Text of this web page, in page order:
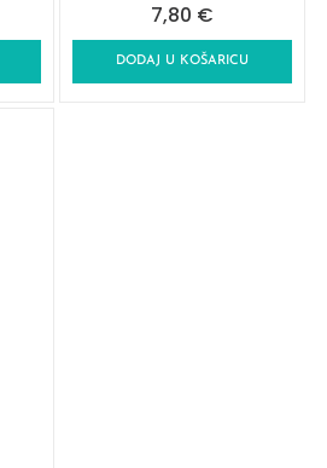
7,80 €
DODAJ U KOŠARICU